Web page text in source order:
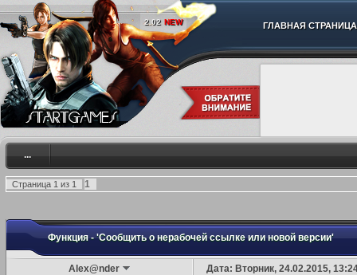
2.02 NEW ГЛАВНАЯ СТРАНИЦА
...
Страница 1 из 1 1
Функция - 'Сообщить о нерабочей ссылке или новой версии'
Alex@nder Дата: Вторник, 24.02.2015,